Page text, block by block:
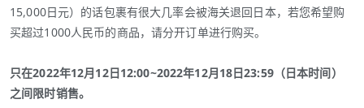
15,000日元）的话包裹有很大几率会被海关退回日本，若您希望购
买超过1000人民币的商品，请分开订单进行购买。
只在2022年12月12日12:00~2022年12月18日23:59（日本时间）
之间限时销售。